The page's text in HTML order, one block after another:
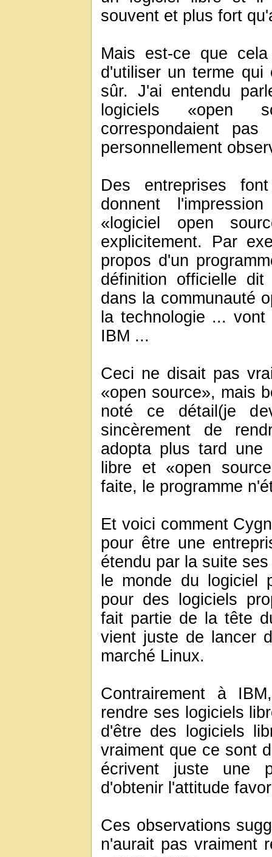
souvent et plus fort
Mais est-ce que
d'utiliser un terme
sûr. J'ai entendu
logiciels «open
correspondaient
personnellement
Des entreprises
donnent
«logiciel open
explicitement. Par
propos d'un
définition officielle
dans la communauté
la technologie ...
IBM ...
Ceci ne disait pas
«open source», mais
noté ce détail(je
sincèrement de
adopta plus tard une
libre et «open
faite, le programme
Et voici comment
pour être une
étendu par la suite
le monde du logiciel
pour des logiciels
fait partie de la tête
vient juste de lancer
marché Linux.
Contrairement à
rendre ses logiciels
d'être des logiciels
vraiment que ce sont
écrivent juste une
d'obtenir l'attitude
Ces observations
n'aurait pas vraiment